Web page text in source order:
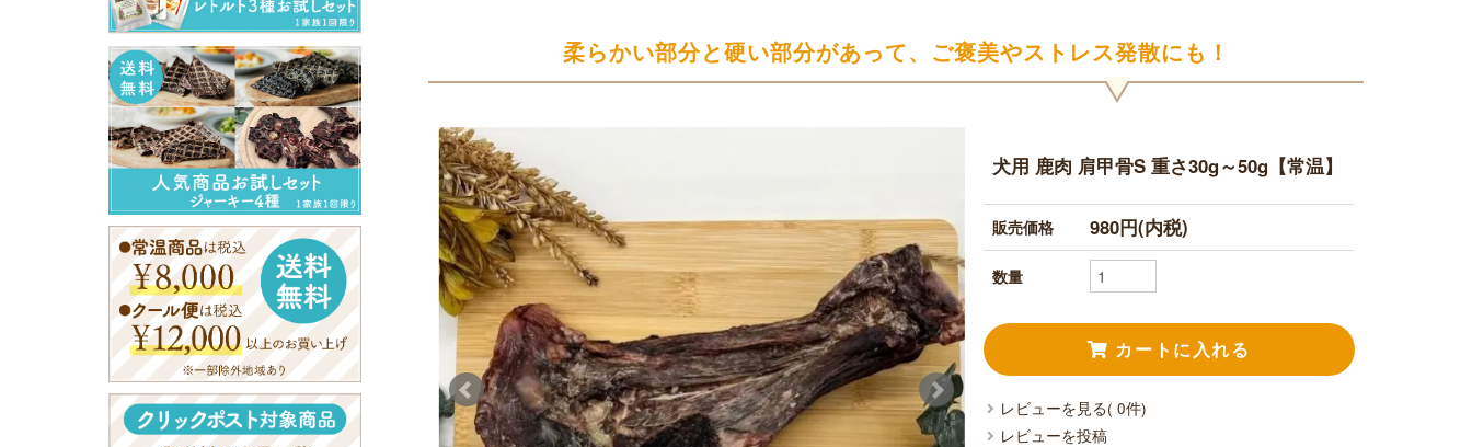
柔らかい部分と硬い部分があって、ご褒美やストレス発散にも！
犬用 鹿肉 肩甲骨S 重さ30g～50g【常温】
販売価格 980円(内税)
数量
レビューを見る( 0件)
レビューを投稿